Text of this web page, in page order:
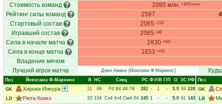
Стоимость команд 2085 млн. +1073 млн.
Рейтинг силы команд 2597
Стартовый состав
2065 +133
Игравший состав 2065 +88
Сила в начале матча 2830 +622
Сила в конце матча 1653 +153
Владение мячом
Лучший игрок матча
Дзюн Амано(Йокогама Ф-Маринос)
Поз Йокогама Ф-Маринос В НC Спец РC ФУ/В Г/П О ЗС РФ
GK
Хироки Иикура 21 99 Р4 В4 И4 П4 282 - 1 - 5.9 84 228
LD
Рюта Коикэ 20 134 Ск4 Ат4 См4 Л4 245 1 - - 5.0 61 143
Поз
GK
LB